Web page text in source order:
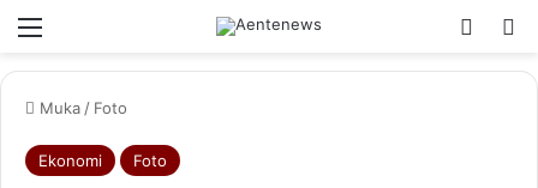
Menu
Muka / Foto
Ekonomi Foto